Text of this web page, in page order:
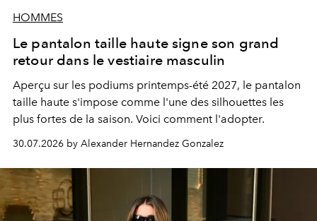
HOMMES
Le pantalon taille haute signe son grand
retour dans le vestiaire masculin
Aperçu sur les podiums printemps-été 2027, le pantalon
taille haute s'impose comme l'une des silhouettes les
plus fortes de la saison. Voici comment l'adopter.
30.07.2026 by Alexander Hernandez Gonzalez